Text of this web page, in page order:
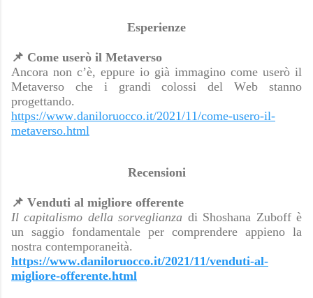
Esperienze
📌 Come userò il Metaverso
Ancora non c’è, eppure io già immagino come userò il
Metaverso che i grandi colossi del Web stanno
progettando.
https://www.daniloruocco.it/2021/11/come-usero-il-
metaverso.html
Recensioni
📌 Venduti al migliore offerente
Il capitalismo della sorveglianza di Shoshana Zuboff è
un saggio fondamentale per comprendere appieno la
nostra contemporaneità.
https://www.daniloruocco.it/2021/11/venduti-al-
migliore-offerente.html